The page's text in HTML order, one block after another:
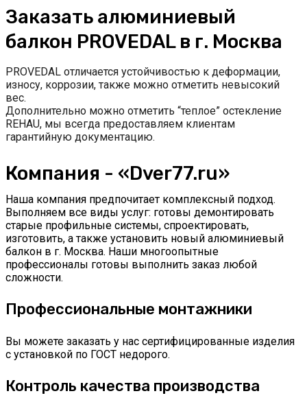
Заказать алюминиевый
балкон PROVEDAL в г. Москва
PROVEDAL отличается устойчивостью к деформации,
износу, коррозии, также можно отметить невысокий
вес.
Дополнительно можно отметить “теплое” остекление
REHAU, мы всегда предоставляем клиентам
гарантийную документацию.
Компания - «Dver77.ru»
Наша компания предпочитает комплексный подход.
Выполняем все виды услуг: готовы демонтировать
старые профильные системы, спроектировать,
изготовить, а также установить новый алюминиевый
балкон в г. Москва. Наши многоопытные
профессионалы готовы выполнить заказ любой
сложности.
Профессиональные монтажники
Вы можете заказать у нас сертифицированные изделия
с установкой по ГОСТ недорого.
Контроль качества производства